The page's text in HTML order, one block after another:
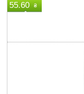
55.60 ₴